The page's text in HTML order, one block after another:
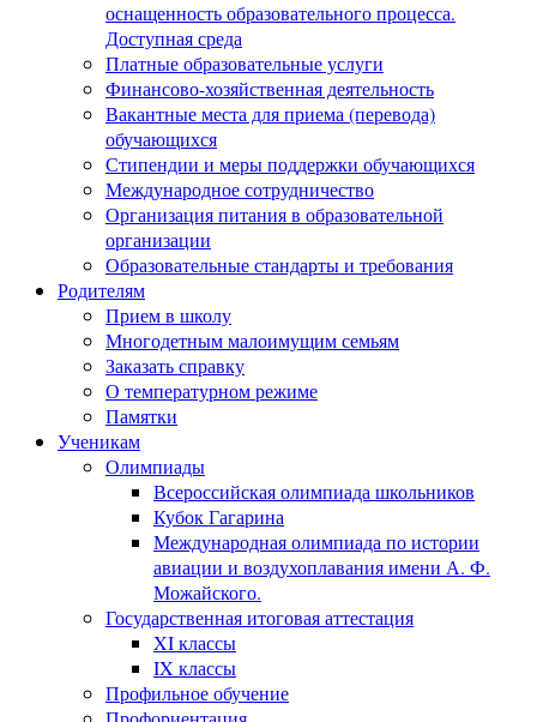
оснащенность образовательного процесса.
Доступная среда
Платные образовательные услуги
Финансово-хозяйственная деятельность
Вакантные места для приема (перевода)
обучающихся
Стипендии и меры поддержки обучающихся
Международное сотрудничество
Организация питания в образовательной
организации
Образовательные стандарты и требования
Родителям
Прием в школу
Многодетным малоимущим семьям
Заказать справку
О температурном режиме
Памятки
Ученикам
Олимпиады
Всероссийская олимпиада школьников
Кубок Гагарина
Международная олимпиада по истории
авиации и воздухоплавания имени А. Ф.
Можайского.
Государственная итоговая аттестация
XI классы
IX классы
Профильное обучение